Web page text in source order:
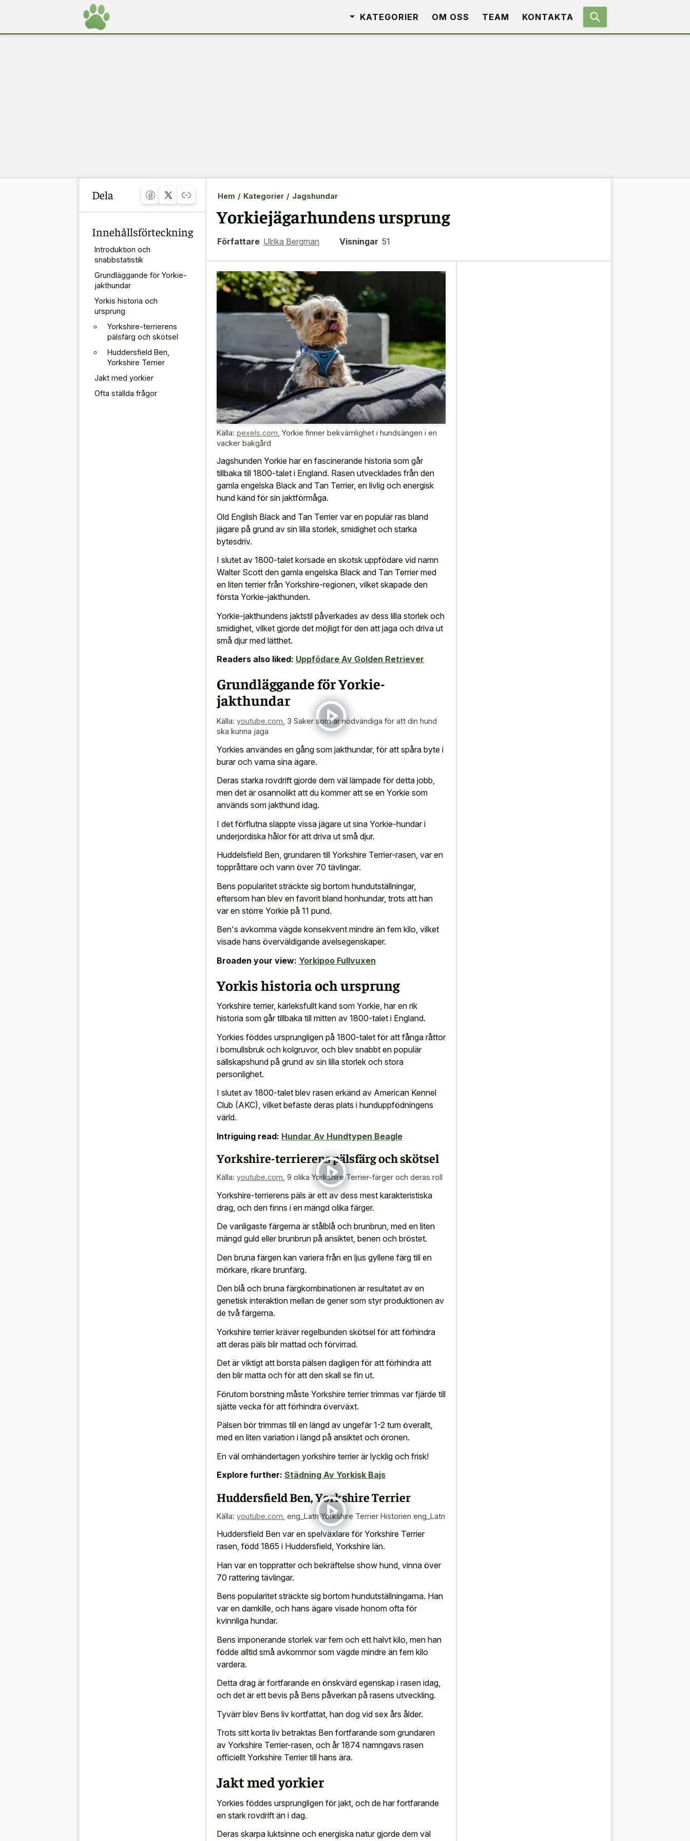
KATEGORIER OM OSS TEAM KONTAKTA
Dela
Innehållsförteckning
Introduktion och
snabbstatistik
Grundläggande för Yorkie-
jakthundar
Yorkis historia och
ursprung
Yorkshire-terrierens
pälsfärg och skötsel
Huddersfield Ben,
Yorkshire Terrier
Jakt med yorkier
Ofta ställda frågor
Hem / Kategorier / Jagshundar
Yorkiejägarhundens ursprung
Författare Ulrika Bergman Visningar 51
Källa: pexels.com Yorkie finner bekvämlighet i hundsängen i en
vacker bakgård
Jagshunden Yorkie har en fascinerande historia som går
tillbaka till 1800-talet i England. Rasen utvecklades från den
gamla engelska Black and Tan Terrier, en livlig och energisk
hund känd för sin jaktförmåga.
Old English Black and Tan Terrier var en populär ras bland
jägare på grund av sin lilla storlek, smidighet och starka
bytesdriv.
I slutet av 1800-talet korsade en skotsk uppfödare vid namn
Walter Scott den gamla engelska Black and Tan Terrier med
en liten terrier från Yorkshire-regionen, vilket skapade den
första Yorkie-jakthunden.
Yorkie-jakthundens jaktstil påverkades av dess lilla storlek och
smidighet, vilket gjorde det möjligt för den att jaga och driva ut
små djur med lätthet.
Readers also liked: Uppfödare Av Golden Retriever
Grundläggande för Yorkie-
jakthundar
Källa: youtube.com 3 Saker som är nödvändiga för att din hund
ska kunna jaga
Yorkies användes en gång som jakthundar, för att spåra byte i
burar och varna sina ägare.
Deras starka rovdrift gjorde dem väl lämpade för detta jobb,
men det är osannolikt att du kommer att se en Yorkie som
används som jakthund idag.
I det förflutna släppte vissa jägare ut sina Yorkie-hundar i
underjordiska hålor för att driva ut små djur.
Huddelsfield Ben, grundaren till Yorkshire Terrier-rasen, var en
toppråttare och vann över 70 tävlingar.
Bens popularitet sträckte sig bortom hundutställningar,
eftersom han blev en favorit bland honhundar, trots att han
var en större Yorkie på 11 pund.
Ben's avkomma vägde konsekvent mindre än fem kilo, vilket
visade hans överväldigande avelsegenskaper.
Broaden your view: Yorkipoo Fullvuxen
Yorkis historia och ursprung
Yorkshire terrier, kärleksfullt känd som Yorkie, har en rik
historia som går tillbaka till mitten av 1800-talet i England.
Yorkies föddes ursprungligen på 1800-talet för att fånga råttor
i bomullsbruk och kolgruvor, och blev snabbt en populär
sällskapshund på grund av sin lilla storlek och stora
personlighet.
I slutet av 1800-talet blev rasen erkänd av American Kennel
Club (AKC), vilket befäste deras plats i hunduppfödningens
värld.
Intriguing read: Hundar Av Hundtypen Beagle
Yorkshire-terrierens pälsfärg och skötsel
Källa: youtube.com 9 olika Yorkshire Terrier-färger och deras roll
Yorkshire-terrierens päls är ett av dess mest karakteristiska
drag, och den finns i en mängd olika färger.
De vanligaste färgerna är stålblå och brunbrun, med en liten
mängd guld eller brunbrun på ansiktet, benen och bröstet.
Den bruna färgen kan variera från en ljus gyllene färg till en
mörkare, rikare brunfärg.
Den blå och bruna färgkombinationen är resultatet av en
genetisk interaktion mellan de gener som styr produktionen av
de två färgerna.
Yorkshire terrier kräver regelbunden skötsel för att förhindra
att deras päls blir mattad och förvirrad.
Det är viktigt att borsta pälsen dagligen för att förhindra att
den blir matta och för att den skall se fin ut.
Förutom borstning måste Yorkshire terrier trimmas var fjärde till
sjätte vecka för att förhindra överväxt.
Pälsen bör trimmas till en längd av ungefär 1-2 tum överallt,
med en liten variation i längd på ansiktet och öronen.
En väl omhändertagen yorkshire terrier är lycklig och frisk!
Explore further: Städning Av Yorkisk Bajs
Huddersfield Ben, Yorkshire Terrier
Källa: youtube.com eng_Latn Yorkshire Terrier Historien eng_Latn
Huddersfield Ben var en spelväxlare för Yorkshire Terrier
rasen, född 1865 i Huddersfield, Yorkshire län.
Han var en toppratter och bekräftelse show hund, vinna över
70 rattering tävlingar.
Bens popularitet sträckte sig bortom hundutställningarna. Han
var en damkille, och hans ägare visade honom ofta för
kvinnliga hundar.
Bens imponerande storlek var fem och ett halvt kilo, men han
födde alltid små avkommor som vägde mindre än fem kilo
vardera.
Detta drag är fortfarande en önskvärd egenskap i rasen idag,
och det är ett bevis på Bens påverkan på rasens utveckling.
Tyvärr blev Bens liv kortfattat, han dog vid sex års ålder.
Trots sitt korta liv betraktas Ben fortfarande som grundaren
av Yorkshire Terrier-rasen, och år 1874 namngavs rasen
officiellt Yorkshire Terrier till hans ära.
Jakt med yorkier
Yorkies föddes ursprungligen för jakt, och de har fortfarande
en stark rovdrift än i dag.
Deras skarpa luktsinne och energiska naturgjorde dem väl